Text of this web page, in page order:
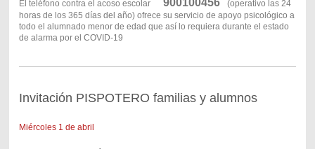
El teléfono contra el acoso escolar
(operativo las 24
horas de los 365 días del año) ofrece su servicio de apoyo psicológico a
todo el alumnado menor de edad que así lo requiera durante el estado
de alarma por el COVID-19
Invitación PISPOTERO familias y alumnos
Miércoles 1 de abril